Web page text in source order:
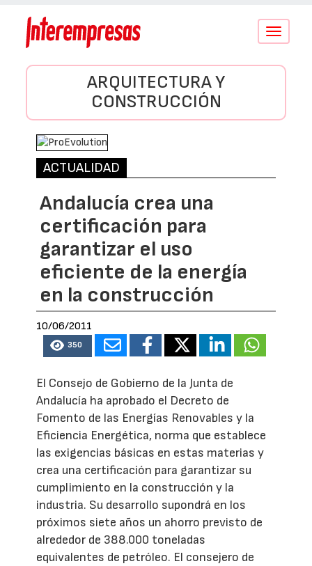
Conmutar
ARQUITECTURA Y
CONSTRUCCIÓN
ACTUALIDAD
Andalucía crea una
certificación para
garantizar el uso
eficiente de la energía
en la construcción
10/06/2011
350
El Consejo de Gobierno de la Junta de
Andalucía ha aprobado el Decreto de
Fomento de las Energías Renovables y la
Eficiencia Energética, norma que establece
las exigencias básicas en estas materias y
crea una certificación para garantizar su
cumplimiento en la construcción y la
industria. Su desarrollo supondrá en los
próximos siete años un ahorro previsto de
alrededor de 388.000 toneladas
equivalentes de petróleo. El consejero de